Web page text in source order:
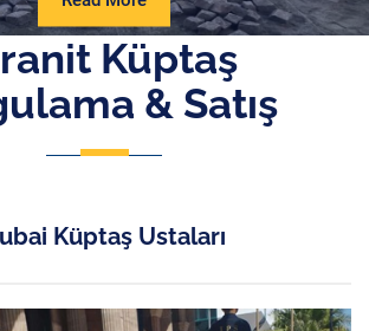
More
Küptaş
& Satış
Küptaş Ustaları